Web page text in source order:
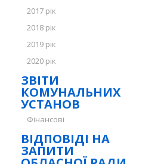
2017 рік
2018 рік
2019 рік
2020 рік
ЗВІТИ
КОМУНАЛЬНИХ
УСТАНОВ
Фінансові
ВІДПОВІДІ НА
ЗАПИТИ